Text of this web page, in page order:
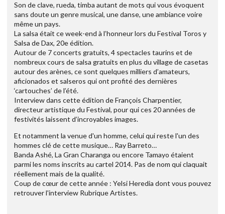
Son de clave, rueda, timba autant de mots qui vous évoquent
sans doute un genre musical, une danse, une ambiance voire
même un pays.
La salsa était ce week-end à l’honneur lors du Festival Toros y
Salsa de Dax, 20e édition.
Autour de 7 concerts gratuits, 4 spectacles taurins et de
nombreux cours de salsa gratuits en plus du village de casetas
autour des arènes, ce sont quelques milliers d’amateurs,
aficionados et salseros qui ont profité des dernières
‘cartouches’ de l’été.
Interview dans cette édition de François Charpentier,
directeur artistique du Festival, pour qui ces 20 années de
festivités laissent d’incroyables images.
Et notamment la venue d'un homme, celui qui reste l'un des
hommes clé de cette musique… Ray Barreto…
Banda Ashé, La Gran Charanga ou encore Tamayo étaient
parmi les noms inscrits au cartel 2014. Pas de nom qui claquait
réellement mais de la qualité.
Coup de cœur de cette année : Yelsi Heredia dont vous pouvez
retrouver l'interview Rubrique Artistes.